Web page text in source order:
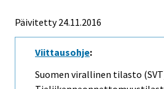
Päivitetty 24.11.2016
Viittausohje:
Suomen virallinen tilasto